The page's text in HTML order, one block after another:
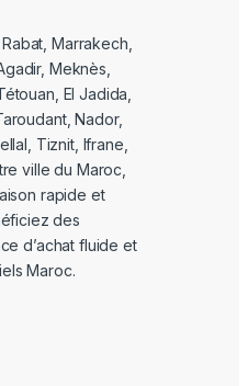
Marrakech,
Meknès,
El Jadida,
Nador,
Tiznit, Ifrane,
ville du Maroc,
rapide et
des
d’achat fluide et
Maroc.